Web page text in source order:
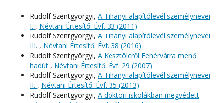
Rudolf Szentgyörgyi, A Tihanyi alapítólevél személynevei
I. , Névtani Értesítő: Évf. 33 (2011)
Rudolf Szentgyörgyi, A Tihanyi alapítólevél személynevei
III. , Névtani Értesítő: Évf. 38 (2016)
Rudolf Szentgyörgyi, A Kesztölcről Fehérvárra menő
hadút , Névtani Értesítő: Évf. 29 (2007)
Rudolf Szentgyörgyi, A Tihanyi alapítólevél személynevei
II. , Névtani Értesítő: Évf. 35 (2013)
Rudolf Szentgyörgyi, A doktori iskolákban megvédett